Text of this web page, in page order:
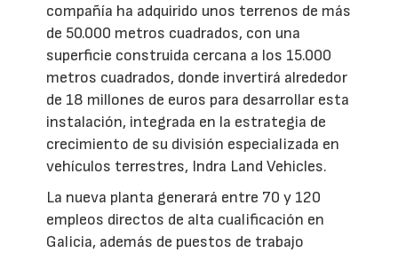
compañía ha adquirido unos terrenos de más
de 50.000 metros cuadrados, con una
superficie construida cercana a los 15.000
metros cuadrados, donde invertirá alrededor
de 18 millones de euros para desarrollar esta
instalación, integrada en la estrategia de
crecimiento de su división especializada en
vehículos terrestres, Indra Land Vehicles.
La nueva planta generará entre 70 y 120
empleos directos de alta cualificación en
Galicia, además de puestos de trabajo